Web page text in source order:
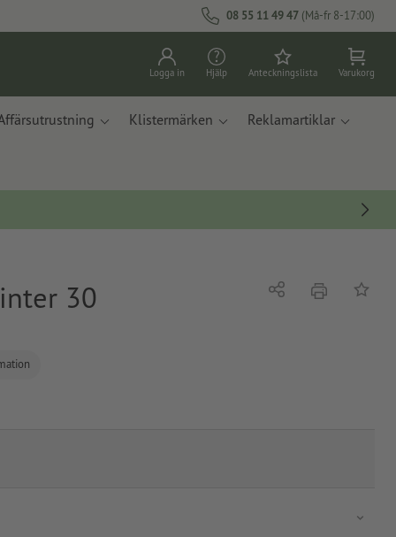
08 55 11 49 47 (Må-fr 8-17:00)
Logga in Hjälp Anteckningslista Varukorg
Klistermärken Reklamartiklar
30 Dela erbjudande
På